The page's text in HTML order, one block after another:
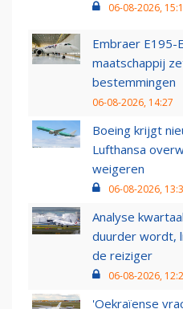
06-08-2026,
Embraer E195-
maatschappij
bestemmingen
06-08-2026, 14:27
Boeing krijgt
Lufthansa
weigeren
06-08-2026,
Analyse
duurder wordt,
de reiziger
06-08-2026,
'Oekraïense